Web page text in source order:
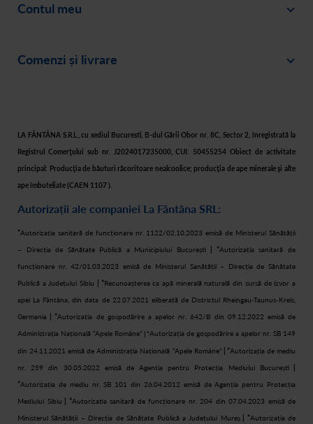
Despre noi
Recomandă un prieten
Contul meu
Creează-ți cont
Comenzi și livrare
Retur
Cum cumpăr
LA FÂNTÂNA S.R.L., cu sediul Bucuresti, B-dul Gării Obor nr. 8C, Sector 2, înregistrată la
Registrul Comerţului sub nr. J2024017235000, CUI: 50455254 Obiect de activitate
principal: Producţia de băuturi răcoritoare nealcoolice; producţia de ape minerale şi alte
ape îmbuteliate (CAEN 1107 ).
Autorizații ale companiei La Fântâna SRL:
*Autorizația sanitară de funcționare nr. 1122/02.10.2023 emisă de Ministerul Sănătății
– Direcția de Sănătate Publică a Municipiului București
| *Autorizația sanitară de
funcționare nr. 42/01.03.2023 emisă de Ministerul Sanătății – Direcția de Sănătate
Publică a Județului Sibiu
| *Recunoașterea ca apă minerală naturală din sursă de izvor a
apei La Fântâna, din data de 22.07.2021 eliberată de Districtul Rheingau-Taunus-Kreis,
Germania
| *Autorizația de gospodărire a apelor nr. 642/B din 09.12.2022 emisă de
Administrația Națională “Apele Române”
| *Autorizația de gospodărire a apelor nr. SB 149
din 24.11.2021 emisă de Administrația Națională “Apele Române” | *Autorizația de mediu
nr. 259 din 30.05.2022 emisă de Agenția pentru Protecția Mediului București
*Autorizația de mediu nr. SB 101 din 26.04.2012 emisă de Agenția pentru Protecția
Mediului Sibiu | *Autorizatia sanitară de funcționare nr. 204 din 07.04.2023 emisă de
Ministerul Sănătății – Direcția de Sănătate Publică a Județului Mureș| *Autorizația de